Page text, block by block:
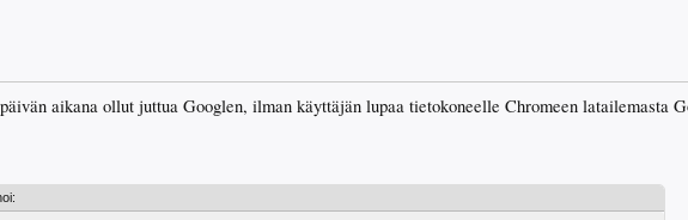
aikana ollut juttua Googlen, ilman käyttäjän lupaa tietokoneelle Chromeen latailemasta